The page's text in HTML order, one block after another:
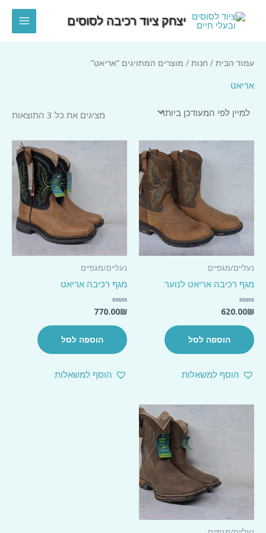
יצחק ציוד רכיבה לסוסים
עמוד הבית / חנות / מוצרים המתויגים “אריאט”
אריאט
מציגים את כל ⁦3⁩ התוצאות
נעליים/מגפיים
מגף רכיבה אריאט לנוער
דורג
מתוך
5
620.00₪
הוספה לסל
הוסף למשאלות
נעליים/מגפיים
מגף רכיבה אריאט
דורג
מתוך
5
770.00₪
הוספה לסל
הוסף למשאלות